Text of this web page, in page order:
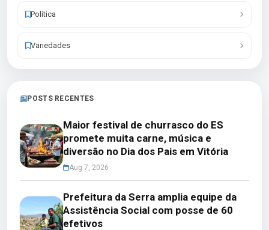
Política
Variedades
POSTS RECENTES
Maior festival de churrasco do ES
promete muita carne, música e
diversão no Dia dos Pais em Vitória
Aug 7, 2026
Prefeitura da Serra amplia equipe da
Assistência Social com posse de 60
efetivos